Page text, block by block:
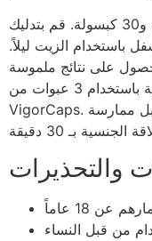
تحتوي العبوة على زجاجة زيت للتدليك و30 كبسولة. قم بتدليك
باستخدام الزيت ليلاً.
على نتائج ملموسة
وفعالة، يُنصح بإتمام دورة علاجية باستخدام 3 عبوات من
VigorCaps. كما يمكنك تناول كبسولة إضافية قبل ممارسة